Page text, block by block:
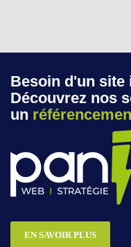
Besoin d'un site
Découvrez nos
un
EN SAVOIR PLUS